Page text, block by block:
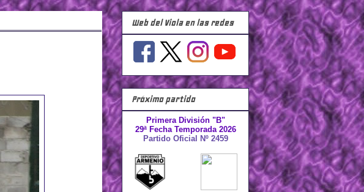
Web del Viola en las redes
Próximo partido
Primera División "B"
29ª Fecha Temporada 2026
Partido Oficial Nº 2459